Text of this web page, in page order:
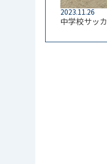
2023.11.26
中学校サッ